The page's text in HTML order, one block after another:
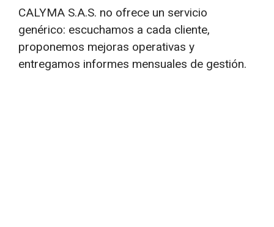
CALYMA S.A.S. no ofrece un servicio
genérico: escuchamos a cada cliente,
proponemos mejoras operativas y
entregamos informes mensuales de gestión.